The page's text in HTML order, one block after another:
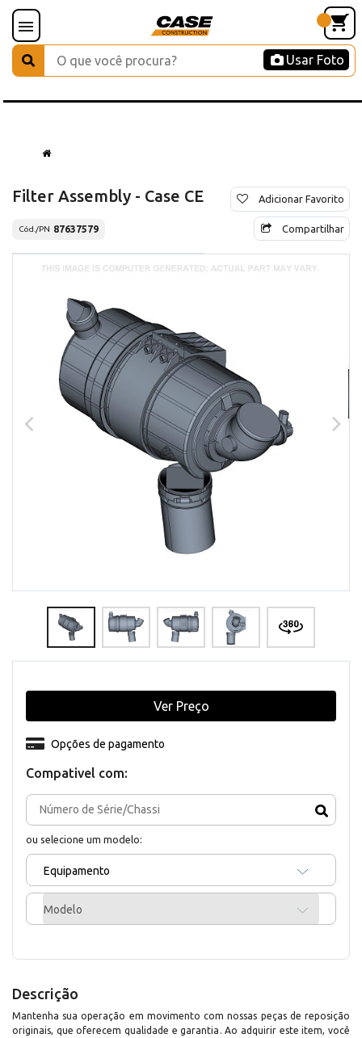
Usar Foto
Filter Assembly - Case CE
Cód./PN 87637579
Adicionar Favorito
Compartilhar
Compativel com:
ou selecione um modelo:
Equipamento
Modelo
Opções de pagamento
Ver Preço
Descrição
Mantenha sua operação em movimento com nossas peças de reposição
originais, que oferecem qualidade e garantia. Ao adquirir este item, você